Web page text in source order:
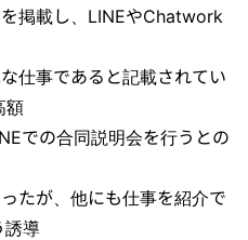
掲載し、LINEやChatwork
仕事であると記載されてい
額
での合同説明会を行うとの
たが、他にも仕事を紹介で
誘導